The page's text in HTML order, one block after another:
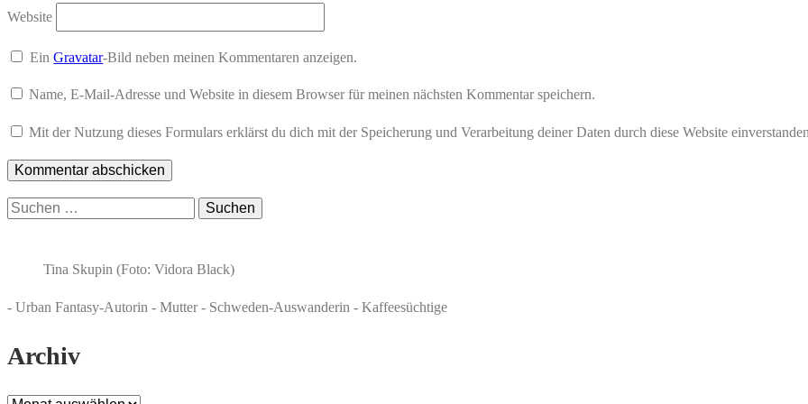
Website
EinGravatar-Bild neben meinen Kommentaren anzeigen.
Name, E-Mail-Adresse und Website in diesem Browser für meinen nächsten Kommentar speichern.
Mit der Nutzung dieses Formulars erklärst du dich mit der Speicherung und Verarbeitung deiner Daten durch diese Website
Suchen
Tina Skupin (Foto: Vidora Black)
- Urban Fantasy-Autorin - Mutter - Schweden-Auswanderin - Kaffeesüchtige
Archiv